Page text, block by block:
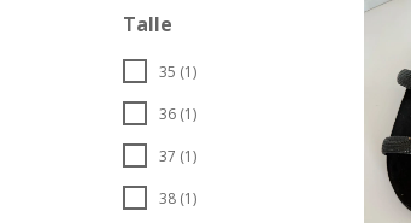
Talle
35 (1)
36 (1)
37 (1)
38 (1)